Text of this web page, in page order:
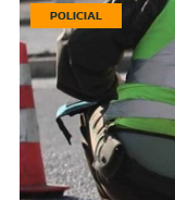
POLICIAL